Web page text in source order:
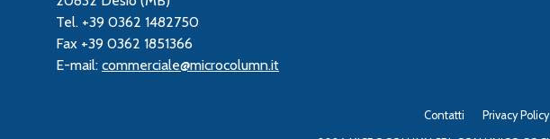
Tel. +39 0362 1482750
Fax +39 0362 1851366
E-mail: commerciale@microcolumn.it
Contatti Privacy Policy